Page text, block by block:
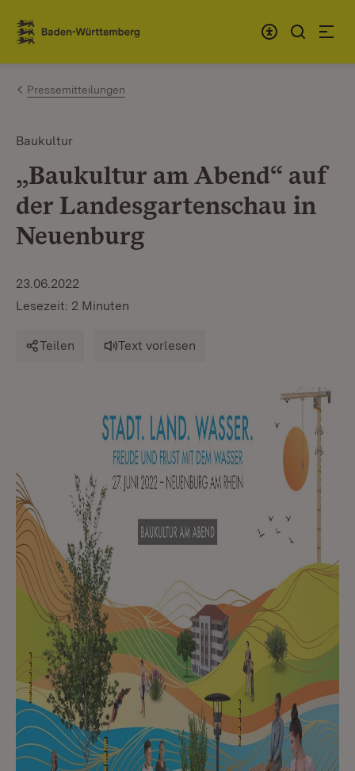
Zum Inhalt springen
Link zur Startseite
Pressemitteilungen
Baukultur
„Baukultur am Abend“ auf
der Landesgartenschau in
Neuenburg
23.06.2022
Lesezeit: 2 Minuten
Teilen Text vorlesen